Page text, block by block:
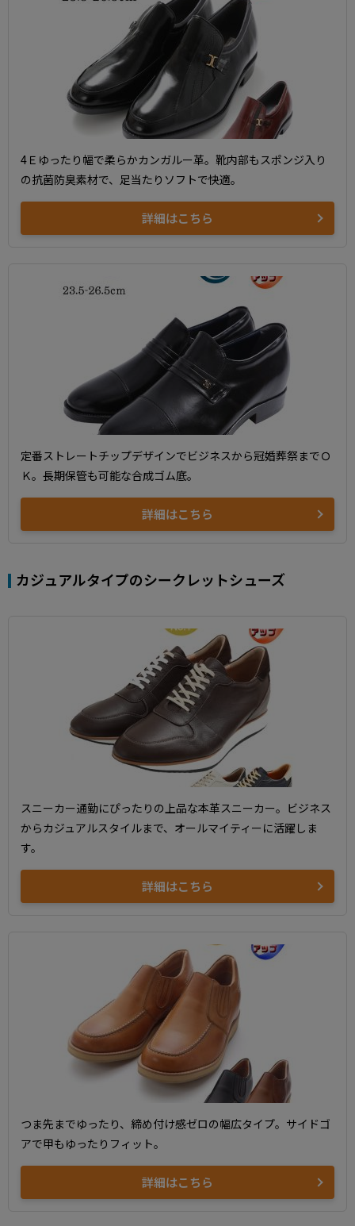
4Ｅゆったり幅で柔らかカンガルー革。靴内部もスポンジ入り
の抗菌防臭素材で、足当たりソフトで快適。
詳細はこちら
定番ストレートチップデザインでビジネスから冠婚葬祭までＯ
Ｋ。長期保管も可能な合成ゴム底。
詳細はこちら
カジュアルタイプのシークレットシューズ
スニーカー通勤にぴったりの上品な本革スニーカー。ビジネス
からカジュアルスタイルまで、オールマイティーに活躍しま
す。
詳細はこちら
つま先までゆったり、締め付け感ゼロの幅広タイプ。サイドゴ
アで甲もゆったりフィット。
詳細はこちら